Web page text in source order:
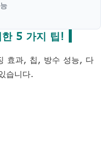
한 5 가지 팁!
효과, 칩, 방수 성능, 다
습니다.